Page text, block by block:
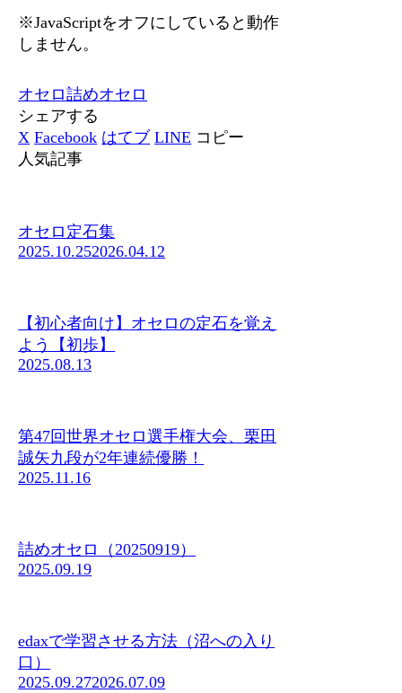
※JavaScriptをオフにしていると動作
しません。
オセロ詰めオセロ
シェアする
X Facebook はてブ LINE コピー
人気記事
オセロ定石集
2025.10.252026.04.12
【初心者向け】オセロの定石を覚え
よう【初歩】
2025.08.13
第47回世界オセロ選手権大会、栗田
誠矢九段が2年連続優勝！
2025.11.16
詰めオセロ（20250919）
2025.09.19
edaxで学習させる方法（沼への入り
口）
2025.09.272026.07.09